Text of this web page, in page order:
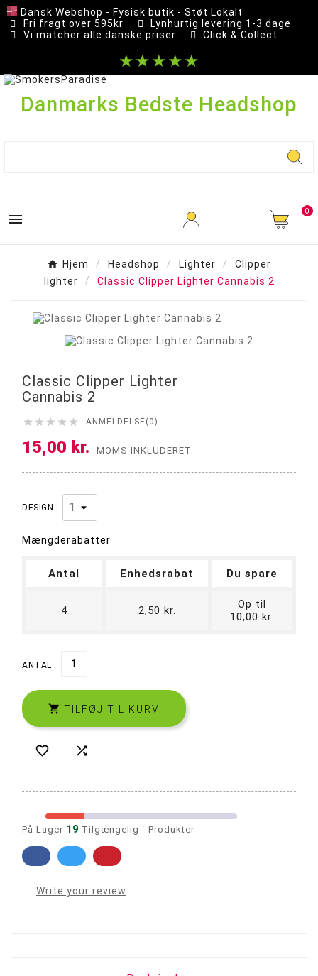
Dansk Webshop - Fysisk butik - Støt Lokalt
Fri fragt over 595kr
Lynhurtig levering 1-3 dage
Vi matcher alle danske priser
Click & Collect
★★★★★
Danmarks Bedste Headshop
 0
Hjem Headshop Lighter
Clipper
lighter
Classic Clipper Lighter Cannabis 2
Classic Clipper Lighter
Cannabis 2
     ANMELDELSE(0)
15,00 kr. MOMS INKLUDERET
DESIGN :
Mængderabatter
Antal Enhedsrabat Du spare
4 2,50 kr.
Op til
10,00 kr.
ANTAL :
 TILFØJ TIL KURV
 
På Lager 19 Tilgængelig ´ Produkter
Write your review